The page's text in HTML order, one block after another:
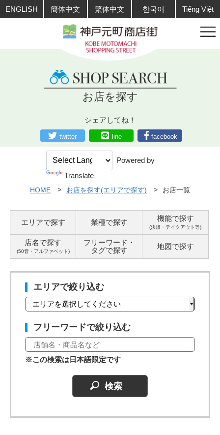
ENGLISH 簡体中文 繁体中文 한국어 Tiếng Việt
お店を探す
シェアしてね！
twitter line facebook
Powered by
Translate
HOME お店を探す(エリアで探す) お店一覧
エリアで探す 業種で探す 機能で探す
(決済・テイクアウト等)
店名で探す
(50音・アルファベット)
フリーワード・
タグで探す 地図で探す
エリアで絞り込む
フリーワードで絞り込む
※この検索は日本語限定です